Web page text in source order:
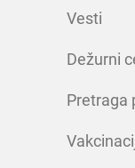
Vesti
Dežurni
Pretraga